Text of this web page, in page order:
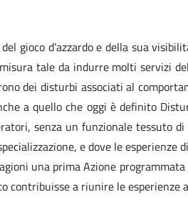
gioco d’azzardo e della sua
tale da indurre molti servizi
dei disturbi associati al
a quello che oggi è definito
senza un funzionale
e dove le
una prima Azione
a riunire le